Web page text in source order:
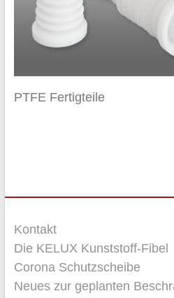
PTFE Fertigteile
Kontakt
Die KELUX Kunststoff-Fibel
Corona Schutzscheibe
Neues zur geplanten